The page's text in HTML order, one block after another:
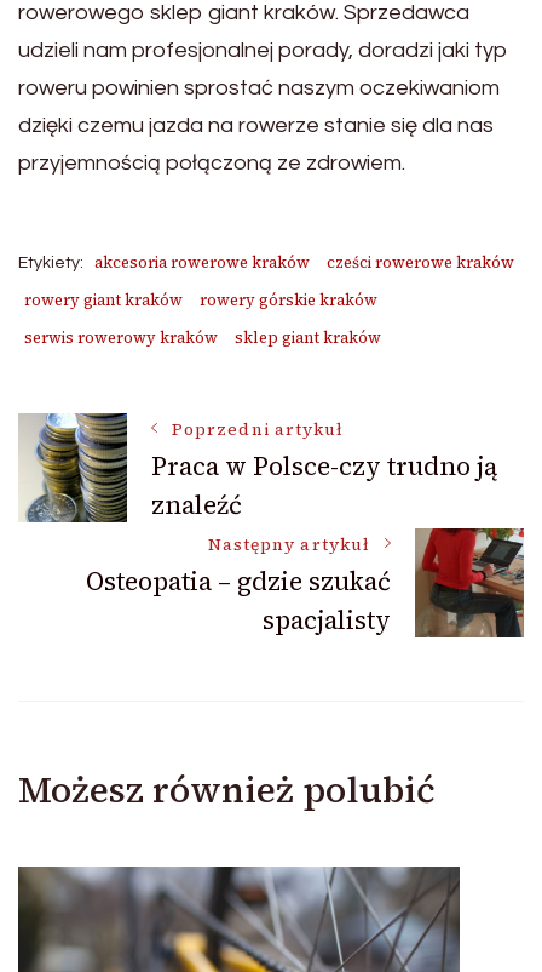
rowerowego sklep giant kraków. Sprzedawca
udzieli nam profesjonalnej porady, doradzi jaki typ
roweru powinien sprostać naszym oczekiwaniom
dzięki czemu jazda na rowerze stanie się dla nas
przyjemnością połączoną ze zdrowiem.
Etykiety: akcesoria rowerowe kraków
cześci rowerowe kraków
rowery giant kraków
rowery górskie kraków
serwis rowerowy kraków
sklep giant kraków
Nawigacja
wpisu
Poprzedni artykuł
Praca w Polsce-czy trudno ją
znaleźć
Następny artykuł
Osteopatia – gdzie szukać
spacjalisty
Możesz również polubić